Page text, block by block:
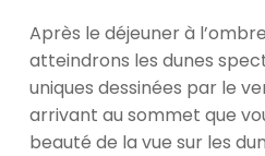
Après le déjeuner à
atteindrons les dunes
uniques dessinées par le
arrivant au sommet que
beauté de la vue sur les